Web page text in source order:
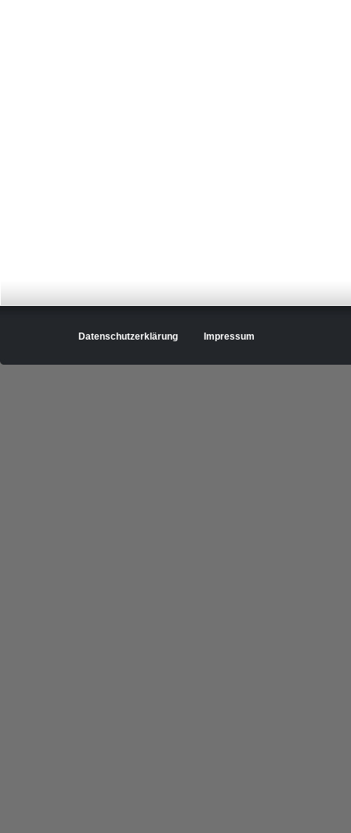
Datenschutzerklärung Impressum